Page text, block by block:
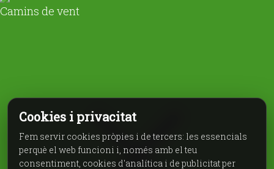
Camins de vent
Cookies i privacitat
Fem servir cookies pròpies i de tercers: les essencials
perquè el web funcioni i, només amb el teu
consentiment, cookies d'analítica i de publicitat per